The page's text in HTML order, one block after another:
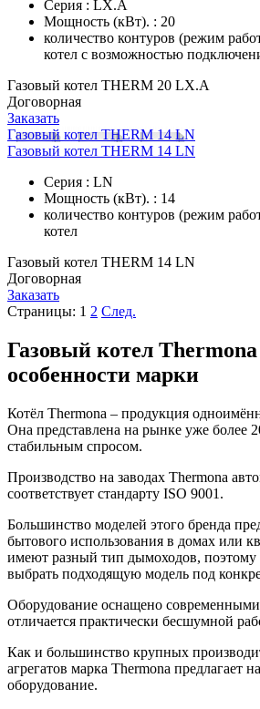
Серия : LX.A
Мощность (кВт). : 20
количество контуров (режим
котел с возможностью
Газовый котел THERM 20 LX.А
Договорная
Заказать
Газовый котел THERM 14 LN
Газовый котел THERM 14 LN
Серия : LN
Мощность (кВт). : 14
количество контуров (режим
котел
Газовый котел THERM 14 LN
Договорная
Заказать
Страницы: 1 2 След.
Газовый котел
особенности марки
Котёл Thermona – продукция
Она представлена на рынке уже более
стабильным спросом.
Производство на заводах Thermona
соответствует стандарту ISO 9001.
Большинство моделей этого бренда
бытового использования в домах или
имеют разный тип дымоходов, поэтому
выбрать подходящую модель под
Оборудование оснащено
отличается практически бесшумной
Как и большинство крупных
агрегатов марка Thermona предлагает
оборудование.